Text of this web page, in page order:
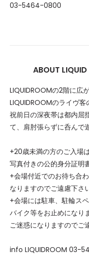
03-5464-0800
ABOUT LIQUID
LIQUIDROOMの2階に広
LIQUIDROOMのライヴ
祝前日の深夜帯は都内屈
て、肩肘張らずに呑んで
+20歳未満の方のご入場
写真付きの公的身分証明
+会場付近でのお待ち合
なりますのでご遠慮下さ
+会場には駐車、駐輪ス
バイク等をお止めになり
ご迷惑になりますのでご
info LIQUIDROOM 03-